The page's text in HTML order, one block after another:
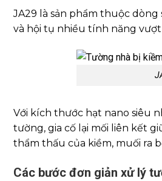
JA29 là sản phẩm thuộc
và hội tụ nhiều tính năng
Với kích thước hạt nano siêu
tường, gia cố lại mối liên kết
thẩm thấu của kiềm, muối ra
Các bước đơn giản xử lý